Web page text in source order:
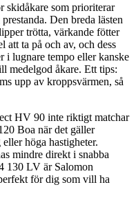
skidåkare som prioriterar
Den breda lästen
trötta, värkande fötter
att ta på och av, och dess
i lugnare tempo eller kanske
medelgod åkare. Ett tips:
upp av kroppsvärmen, så
HV 90 inte riktigt matchar
Boa när det gäller
höga hastigheter.
mindre direkt i snabba
130 LV är Salomon
för dig som vill ha